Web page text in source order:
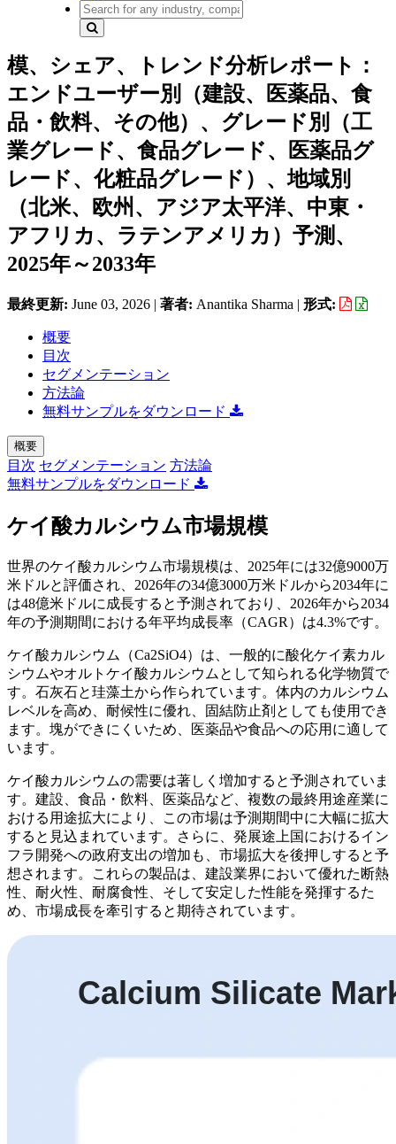
模、シェア、トレンド分析レポート：
エンドユーザー別（建設、医薬品、食
品・飲料、その他）、グレード別（工
業グレード、食品グレード、医薬品グ
レード、化粧品グレード）、地域別
（北米、欧州、アジア太平洋、中東・
アフリカ、ラテンアメリカ）予測、
2025年～2033年
最終更新: June 03, 2026 | 著者: Anantika Sharma | 形式:
概要
目次
セグメンテーション
方法論
無料サンプルをダウンロード
概要
目次 セグメンテーション 方法論
無料サンプルをダウンロード
ケイ酸カルシウム市場規模
世界のケイ酸カルシウム市場規模は、2025年には32億9000万
米ドルと評価され、2026年の34億3000万米ドルから2034年に
は48億米ドルに成長すると予測されており、2026年から2034
年の予測期間における年平均成長率（CAGR）は4.3%です。
ケイ酸カルシウム（Ca2SiO4）は、一般的に酸化ケイ素カル
シウムやオルトケイ酸カルシウムとして知られる化学物質で
す。石灰石と珪藻土から作られています。体内のカルシウム
レベルを高め、耐候性に優れ、固結防止剤としても使用でき
ます。塊ができにくいため、医薬品や食品への応用に適して
います。
ケイ酸カルシウムの需要は著しく増加すると予測されていま
す。建設、食品・飲料、医薬品など、複数の最終用途産業に
おける用途拡大により、この市場は予測期間中に大幅に拡大
すると見込まれています。さらに、発展途上国におけるイン
フラ開発への政府支出の増加も、市場拡大を後押しすると予
想されます。これらの製品は、建設業界において優れた断熱
性、耐火性、耐腐食性、そして安定した性能を発揮するた
め、市場成長を牽引すると期待されています。